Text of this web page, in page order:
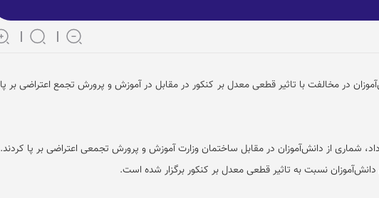
در مخالفت با تاثیر قطعی معدل بر کنکور در مقابل در آموزش و پرورش تجمع اعتراضی بر پا
سه‌شنبه ۱۲ خرداد، شماری از دانش‌آموزان در مقابل ساختمان وزارت آموزش و پرورش تجمعی اعتراضی بر پا کردند.
نسبت به تاثیر قطعی معدل بر کنکور برگزار شده است.